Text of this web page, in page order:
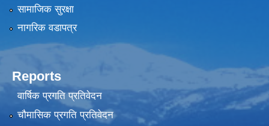
सामाजिक सुरक्षा
नागरिक वडापत्र
Reports
वार्षिक प्रगति प्रतिवेदन
चौमासिक प्रगति प्रतिवेदन